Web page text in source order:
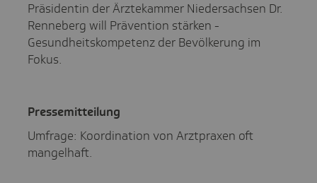
Präsidentin der Ärztekammer Niedersachsen Dr.
Renneberg will Prävention stärken -
Gesundheitskompetenz der Bevölkerung im
Fokus.
Pres­se­mit­tei­lung
Umfrage: Koordination von Arztpraxen oft
mangelhaft.